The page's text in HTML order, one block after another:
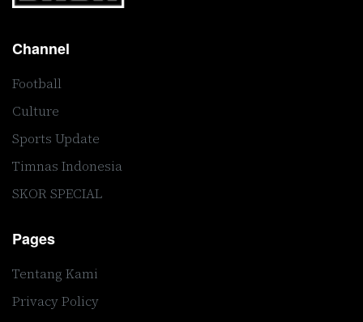
Channel
Football
Culture
Sports Update
Timnas Indonesia
SKOR SPECIAL
Pages
Tentang Kami
Privacy Policy